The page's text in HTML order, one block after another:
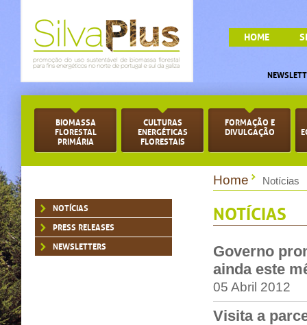
HOME
BIOMASSA
FLORESTAL
PRIMÁRIA
CULTURAS
ENERGÉTICAS
FLORESTAIS
FORMAÇÃO E
DIVULGAÇÃO
NOTÍCIAS
PRESS RELEASES
NEWSLETTERS
Home Notícias
NOTÍCIAS
Governo
ainda este
05 Abril 2012
Visita a